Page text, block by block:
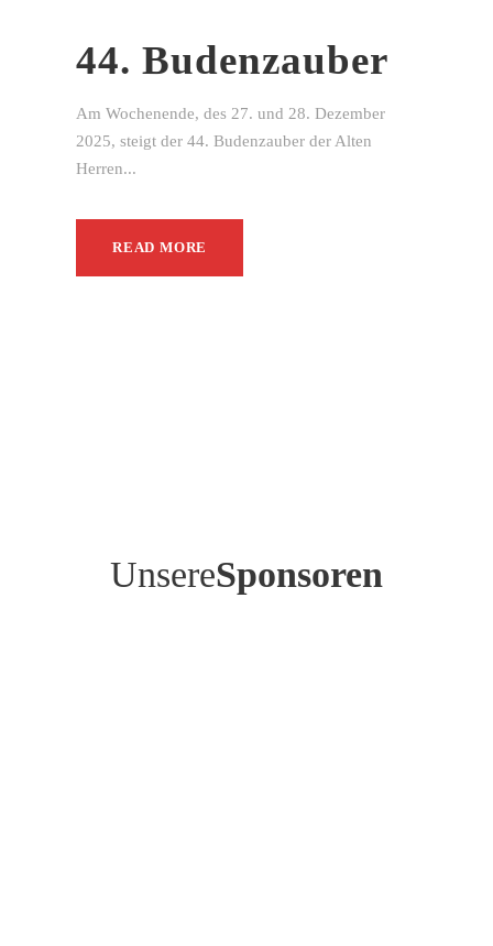
44. Budenzauber
Am Wochenende, des 27. und 28. Dezember
2025, steigt der 44. Budenzauber der Alten
Herren...
READ MORE
UnsereSponsoren